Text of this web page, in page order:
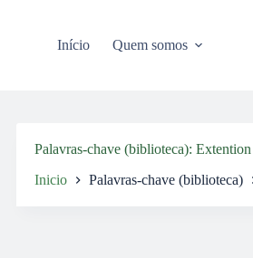
Início Quem somos
Palavras-chave (biblioteca) Extention
Inicio Palavras-chave (biblioteca)